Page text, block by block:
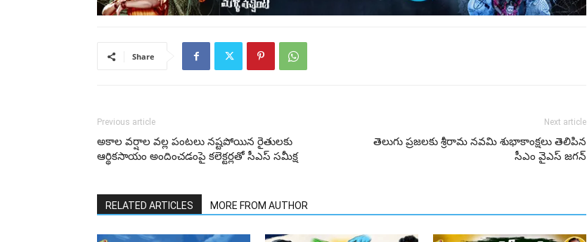
Share
Previous article
అకాల వర్షాల వల్ల పంటలు నష్టపోయిన రైతులకు
ఆర్థికసాయం అందించడంపై కలెక్టర్లతో సీఎస్ సమీక్ష
Next article
తెలుగు ప్రజలకు శ్రీరామ నవమి శుభాకాంక్షలు తెలిపిన
సీఎం వైఎస్ జగన్
RELATED ARTICLES MORE FROM AUTHOR